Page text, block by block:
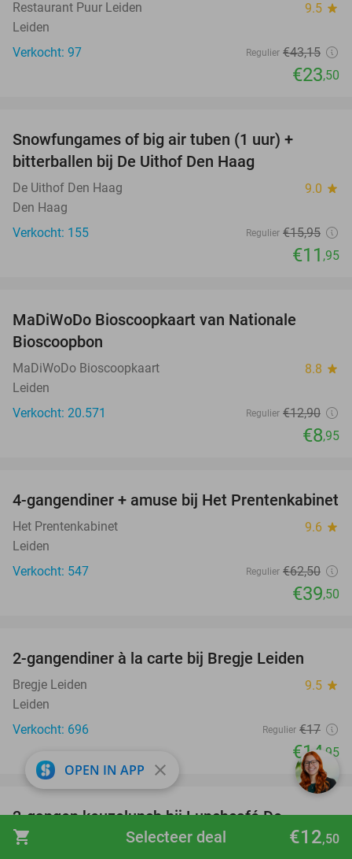
shopping_cart €12,50
Selecteer deal
Restaurant Puur Leiden 9.5 star
Leiden
Verkocht: 97
Regulier €43,15
€23,50
Snowfungames of big air tuben (1 uur) +
bitterballen bij De Uithof Den Haag
De Uithof Den Haag 9.0 star
Den Haag
Verkocht: 155
Regulier €15,95
€11 ,95
MaDiWoDo Bioscoopkaart van Nationale
Bioscoopbon
MaDiWoDo Bioscoopkaart 8.8 star
Leiden
Verkocht: 20.571
Regulier €12,90
€8,95
37%
4-gangendiner + amuse bij Het Prentenkabinet
Het Prentenkabinet 9.6 star
Leiden
Verkocht: 547
Regulier €62,50
€39,50
2-gangendiner à la carte bij Bregje Leiden
Bregje Leiden 9.5 star
Leiden
Verkocht: 696
Regulier €17
€14 ,95
36%
favorite_border
2-gangen keuzelunch bij Lunchcafé De
Catwalk in hartje Leiden
OPEN IN APP close